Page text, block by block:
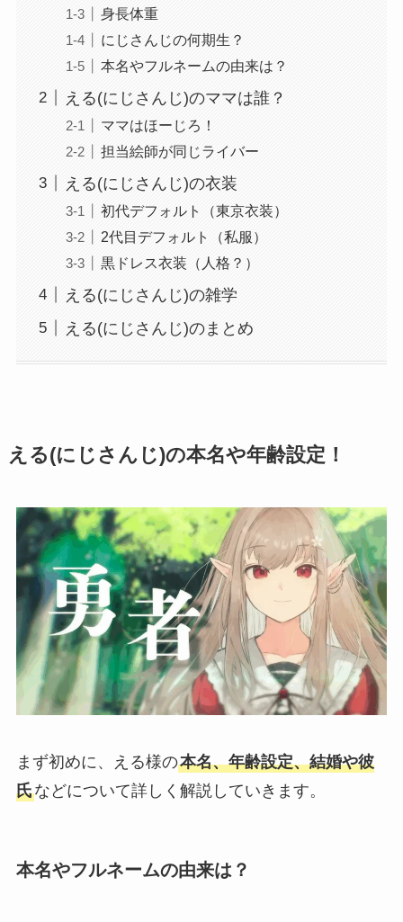
身長体重
にじさんじの何期生？
本名やフルネームの由来は？
える(にじさんじ)のママは誰？
ママはほーじろ！
担当絵師が同じライバー
える(にじさんじ)の衣装
初代デフォルト（東京衣装）
2代目デフォルト（私服）
黒ドレス衣装（人格？）
える(にじさんじ)の雑学
える(にじさんじ)のまとめ
える(にじさんじ)の本名や年齢設定！
まず初めに、える様の本名、年齢設定、結婚や彼
氏などについて詳しく解説していきます。
本名やフルネームの由来は？